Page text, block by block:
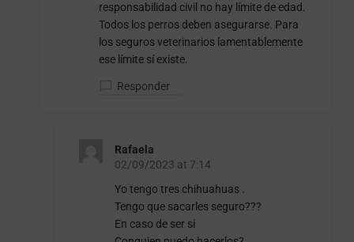
responsabilidad civil no hay límite de edad.
Todos los perros deben asegurarse. Para
los seguros veterinarios lamentablemente
ese límite sí existe.
Responder
Rafaela
02/09/2023 at 7:14
Yo tengo tres chihuahuas .
Tengo que sacarles seguro???
En caso de ser si